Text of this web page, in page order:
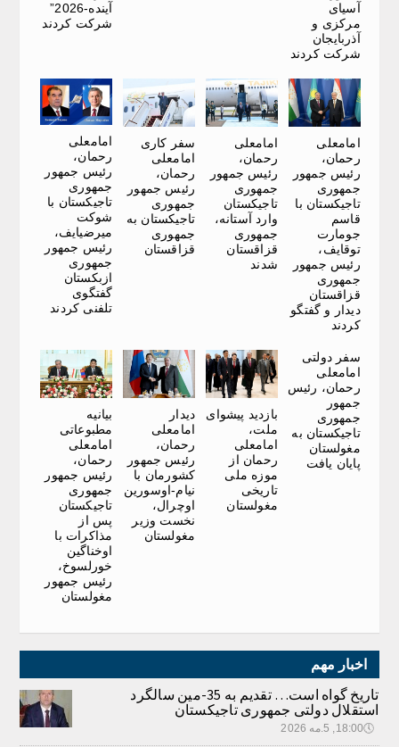
آسیای
مرکزی و
آذربایجان
شرکت کردند
آینده-2026”
شرکت کردند
امامعلی
رحمان،
رئیس جمهور
جمهوری
تاجیکستان با
قاسم
جومارت
توقایف،
رئیس جمهور
جمهوری
قزاقستان
دیدار و گفتگو
کردند
امامعلی
رحمان،
رئیس جمهور
جمهوری
تاجیکستان
وارد آستانه،
جمهوری
قزاقستان
شدند
سفر کاری
امامعلی
رحمان،
رئیس جمهور
جمهوری
تاجیکستان به
جمهوری
قزاقستان
امامعلی
رحمان،
رئیس جمهور
جمهوری
تاجیکستان با
شوکت
میرضیایف،
رئیس جمهور
جمهوری
ازبکستان
گفتگوی
تلفنی کردند
سفر دولتی
امامعلی
رحمان، رئیس
جمهور
جمهوری
تاجیکستان به
مغولستان
پایان یافت
بازدید پیشوای
ملت،
امامعلی
رحمان از
موزه ملی
تاریخی
مغولستان
دیدار
امامعلی
رحمان،
رئیس جمهور
کشورمان با
نیام-اوسورین
اوچرال،
نخست وزیر
مغولستان
بیانیه
مطبوعاتی
امامعلی
رحمان،
رئیس جمهور
جمهوری
تاجیکستان
پس از
مذاکرات با
اوخناگین
خورلسوخ،
رئیس جمهور
مغولستان
اخبار مهم
تاریخ گواه است… تقدیم به 35-مین سالگرد
استقلال دولتی جمهوری تاجیکستان
🕔18:00, 5.مه 2026